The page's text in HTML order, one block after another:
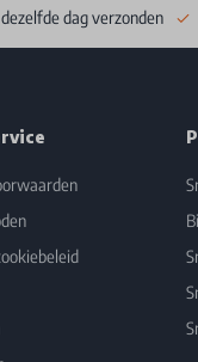
dag verzonden